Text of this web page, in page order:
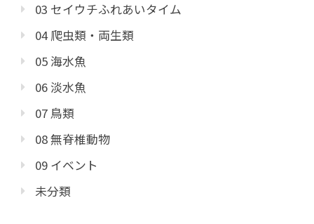
03 セイウチふれあいタイム
04 爬虫類・両生類
05 海水魚
06 淡水魚
07 鳥類
08 無脊椎動物
09 イベント
未分類